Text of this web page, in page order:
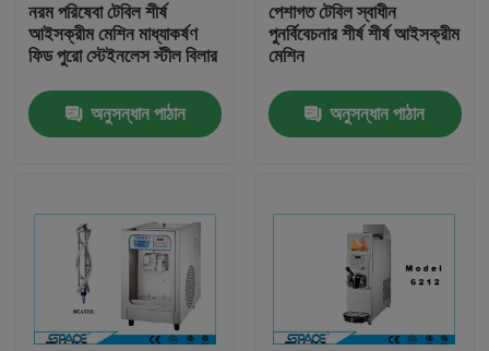
আমাদের সম্পর্কে
নরম পরিষেবা টেবিল শীর্ষ
আইসক্রীম মেশিন মাধ্যাকর্ষণ
ফিড পুরো স্টেইনলেস স্টীল বিলার
অনুসন্ধান পাঠান
পেশাগত টেবিল স্বাধীন
পুনর্বিবেচনার শীর্ষ শীর্ষ আইসক্রীম
মেশিন
অনুসন্ধান পাঠান